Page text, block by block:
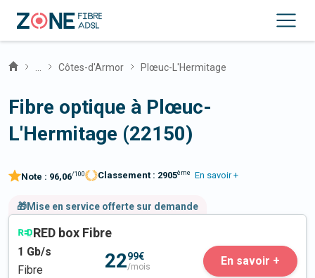
Côtes-d'Armor Plœuc-L'Hermitage
Fibre optique à Plœuc-
L'Hermitage (22150)
Note : 96,06/100 Classement : 2905ème En savoir +
🎁Mise en service offerte sur demande
RED box Fibre
1 Gb/s
Fibre
2299€
/mois En savoir +